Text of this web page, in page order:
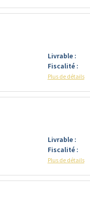
Livrable :
Fiscalité :
Plus de détails
Livrable :
Fiscalité :
Plus de détails